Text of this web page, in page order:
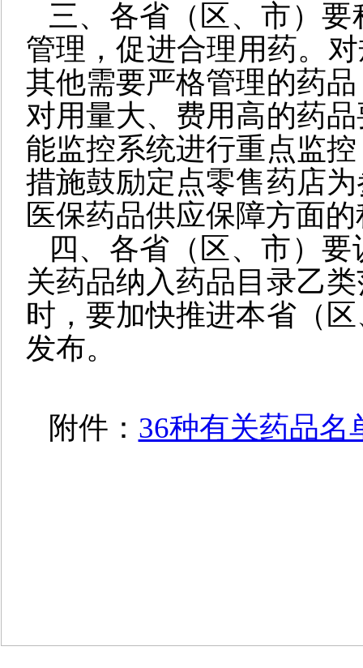
三、各省（区、市）
管理，促进合理用药。
其他需要严格管理的药
对用量大、费用高的药
能监控系统进行重点监
措施鼓励定点零售药店
医保药品供应保障方面
四、各省（区、市）
关药品纳入药品目录乙
时，要加快推进本省（
发布。
附件： 36种有关药品名